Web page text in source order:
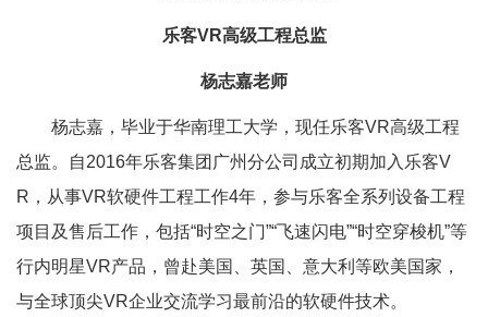
乐客VR高级工程总监
杨志嘉老师
杨志嘉，毕业于华南理工大学，现任乐客VR高级工程
总监。自2016年乐客集团广州分公司成立初期加入乐客V
R，从事VR软硬件工程工作4年，参与乐客全系列设备工程
项目及售后工作，包括“时空之门”“飞速闪电”“时空穿梭机”等
行内明星VR产品，曾赴美国、英国、意大利等欧美国家，
与全球顶尖VR企业交流学习最前沿的软硬件技术。